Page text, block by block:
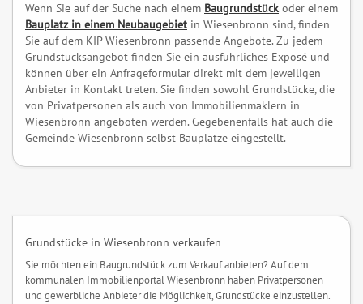
Wenn Sie auf der Suche nach einem Baugrundstück oder einem
Bauplatz in einem Neubaugebiet in Wiesenbronn sind, finden
Sie auf dem KIP Wiesenbronn passende Angebote. Zu jedem
Grundstücksangebot finden Sie ein ausführliches Exposé und
können über ein Anfrageformular direkt mit dem jeweiligen
Anbieter in Kontakt treten. Sie finden sowohl Grundstücke, die
von Privatpersonen als auch von Immobilienmaklern in
Wiesenbronn angeboten werden. Gegebenenfalls hat auch die
Gemeinde Wiesenbronn selbst Bauplätze eingestellt.
Grundstücke in Wiesenbronn verkaufen
Sie möchten ein Baugrundstück zum Verkauf anbieten? Auf dem
kommunalen Immobilienportal Wiesenbronn haben Privatpersonen
und gewerbliche Anbieter die Möglichkeit, Grundstücke einzustellen.